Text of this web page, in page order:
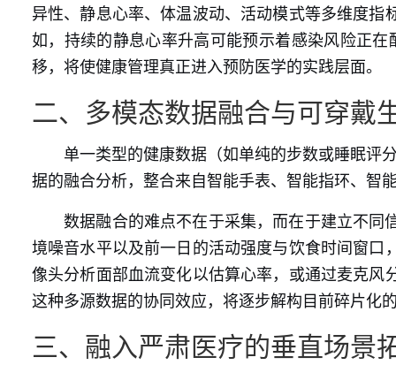
异性、静息心率、体温波动、活动模式等多维度
如，持续的静息心率升高可能预示着感染风险正
移，将使健康管理真正进入预防医学的实践层面。
二、多模态数据融合与可穿戴
单一类型的健康数据（如单纯的步数或睡眠评
据的融合分析，整合来自智能手表、智能指环、智
数据融合的难点不在于采集，而在于建立不
境噪音水平以及前一日的活动强度与饮食时间窗
像头分析面部血流变化以估算心率，或通过麦克
这种多源数据的协同效应，将逐步解构目前碎片化
三、融入严肃医疗的垂直场景